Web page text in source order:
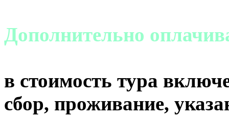
Дополнительно
в стоимость тура
сбор, проживание,